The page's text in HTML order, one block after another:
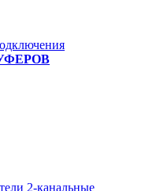
2-канальные